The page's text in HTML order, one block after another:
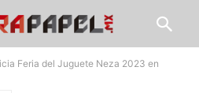
Feria del Juguete Neza 2023 en